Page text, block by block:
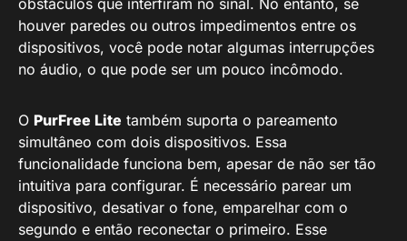
obstáculos que interfiram no sinal. No entanto, se
houver paredes ou outros impedimentos entre os
dispositivos, você pode notar algumas interrupções
no áudio, o que pode ser um pouco incômodo.
O PurFree Lite também suporta o pareamento
simultâneo com dois dispositivos. Essa
funcionalidade funciona bem, apesar de não ser tão
intuitiva para configurar. É necessário parear um
dispositivo, desativar o fone, emparelhar com o
segundo e então reconectar o primeiro. Esse